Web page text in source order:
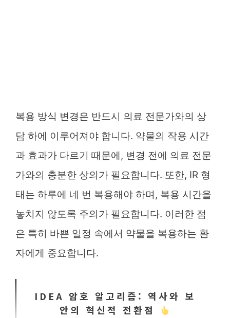
복용 방식 변경은 반드시 의료 전문가와의 상
담 하에 이루어져야 합니다. 약물의 작용 시간
과 효과가 다르기 때문에, 변경 전에 의료 전문
가와의 충분한 상의가 필요합니다. 또한, IR 형
태는 하루에 네 번 복용해야 하며, 복용 시간을
놓치지 않도록 주의가 필요합니다. 이러한 점
은 특히 바쁜 일정 속에서 약물을 복용하는 환
자에게 중요합니다.
IDEA 암호 알고리즘: 역사와 보
안의 혁신적 전환점